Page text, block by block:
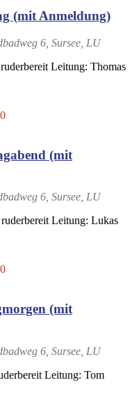
(mit Anmeldung)
6, Sursee, LU
Leitung: Thomas
(mit
6, Sursee, LU
Leitung: Lukas
(mit
6, Sursee, LU
Leitung: Tom